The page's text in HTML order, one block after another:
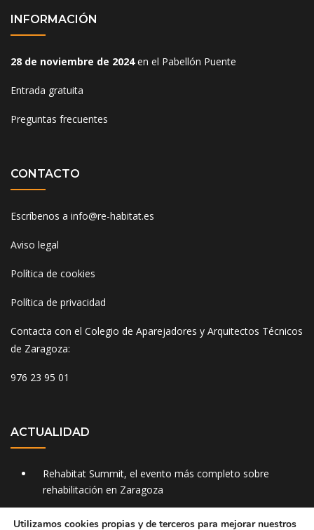
INFORMACIÓN
28 de noviembre de 2024en el Pabellón Puente
Entrada gratuita
Preguntas frecuentes
CONTACTO
Escríbenos a info@re-habitat.es
Aviso legal
Política de cookies
Política de privacidad
Contacta con el Colegio de Aparejadores y Arquitectos Técnicos
de Zaragoza:
976 23 95 01
ACTUALIDAD
Rehabitat Summit, el evento más completo sobre
rehabilitación en Zaragoza
Utilizamos cookies propias y de terceros para mejorar nuestros